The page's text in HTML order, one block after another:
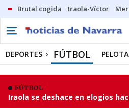
Brutal cogida Iraola-Víctor
DEPORTES FÚTBOL PELOTA
FÚTBOL
Iraola se deshace en elogios